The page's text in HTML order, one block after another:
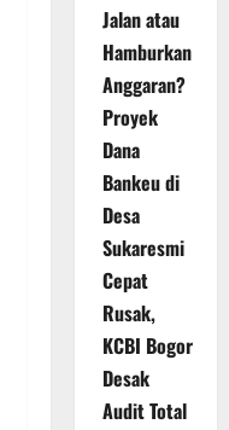
Jalan atau
Hamburkan
Anggaran?
Proyek
Dana
Bankeu di
Desa
Sukaresmi
Cepat
Rusak,
KCBI Bogor
Desak
Audit Total